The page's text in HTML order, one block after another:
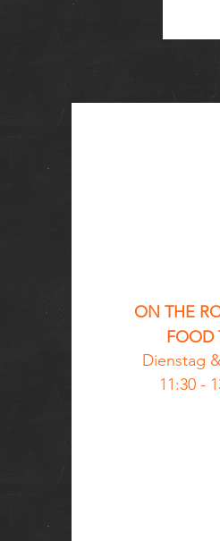
ON THE
FOOD
Dienstag &
11:30 -